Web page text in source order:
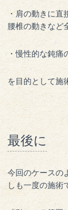
・肩の動きに直
腰椎の動きなど
・慢性的な鈍痛
を目的として施
最後に
今回のケースの
しも一度の施術